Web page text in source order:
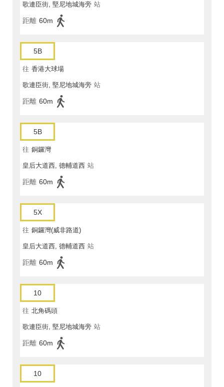
歌連臣街, 堅尼地城海旁 站
距離 60m
5B
往 香港大球場
歌連臣街, 堅尼地城海旁 站
距離 60m
5B
往 銅鑼灣
皇后大道西, 德輔道西 站
距離 60m
5X
往 銅鑼灣(威非路道)
皇后大道西, 德輔道西 站
距離 60m
10
往 北角碼頭
歌連臣街, 堅尼地城海旁 站
距離 60m
10